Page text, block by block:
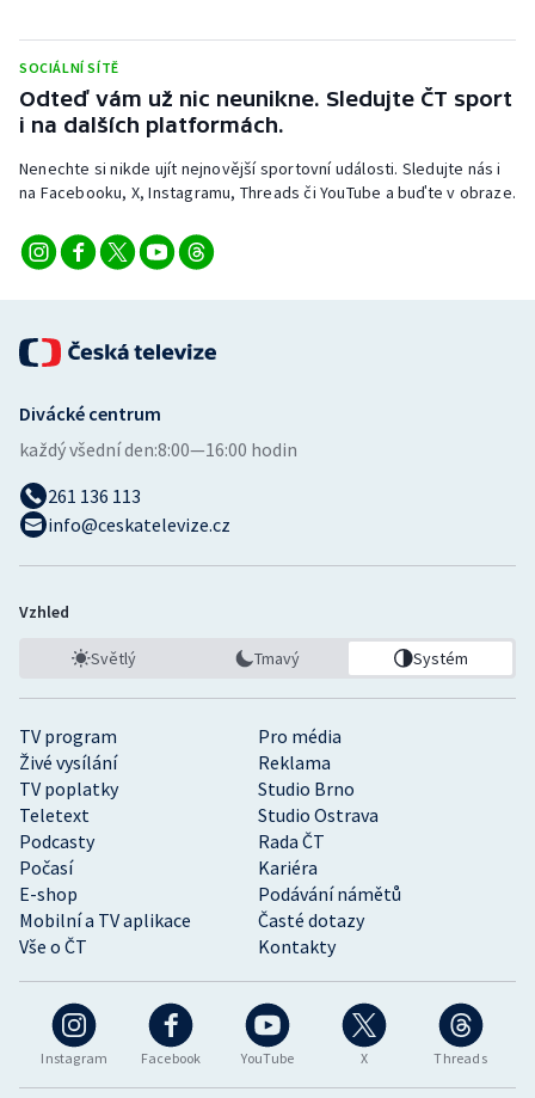
Stolní tenis
Triatlon
Veslování
Volejbal
SOCIÁLNÍ SÍTĚ
Odteď vám už nic neunikne. Sledujte ČT sport
i na dalších platformách.
Nenechte si nikde ujít nejnovější sportovní události. Sledujte nás i
na Facebooku, X, Instagramu, Threads či YouTube a buďte v obraze.
Instagram Facebook YouTube X Threads
TV program
Pro média
Živé vysílání
Reklama
TV poplatky
Studio Brno
Teletext
Studio Ostrava
Podcasty
Rada ČT
Počasí
Kariéra
E-shop
Podávání námětů
Mobilní a TV aplikace
Časté dotazy
Vše o ČT
Kontakty
Divácké centrum
každý všední den:8:00—16:00 hodin
261 136 113
info@ceskatelevize.cz
Vzhled
Světlý Tmavý Systém